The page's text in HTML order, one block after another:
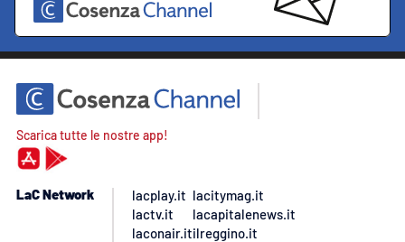
Scarica tutte le nostre app!
LaC Network
lacplay.it
lactv.it
laconair.it
lacitymag.it
lacapitalenews.it
ilreggino.it